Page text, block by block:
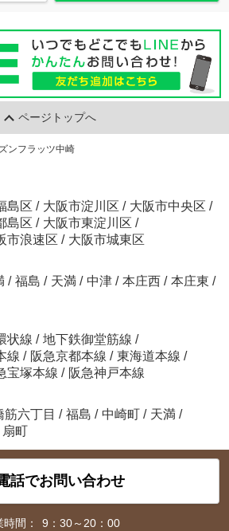
ページトップへ
ンフラッツ中崎
島区 / 大阪市淀川区 / 大阪市中央区 /
島区 / 大阪市東淀川区 /
市浪速区 / 大阪市城東区
/ 福島 / 天満 / 中津 / 本庄西 / 本庄東 /
状線 / 地下鉄御堂筋線 /
線 / 阪急京都本線 / 東海道本線 /
宝塚本線 / 阪急神戸本線
筋六丁目 / 福島 / 中崎町 / 天満 /
扇町
話でお問い合わせ
間：
9：30～20：00